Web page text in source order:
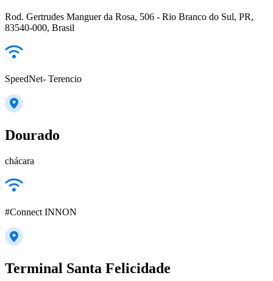
Rod. Gertrudes Manguer da Rosa, 506 - Rio Branco do Sul, PR,
83540-000, Brasil
SpeedNet- Terencio
Dourado
chácara
#Connect INNON
Terminal Santa Felicidade